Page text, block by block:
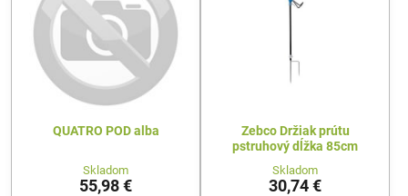
QUATRO POD alba
Skladom
55,98 €
Zebco Držiak prútu
pstruhový dĺžka 85cm
Skladom
30,74 €